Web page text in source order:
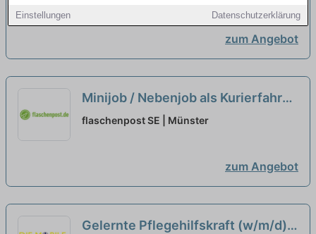
Einstellungen Datenschutzerklärung
zum Angebot
Minijob / Nebenjob als Kurierfahrer
(m/w/d) neu
flaschenpost SE | Münster
zum Angebot
Gelernte Pflegehilfskraft (w/m/d)